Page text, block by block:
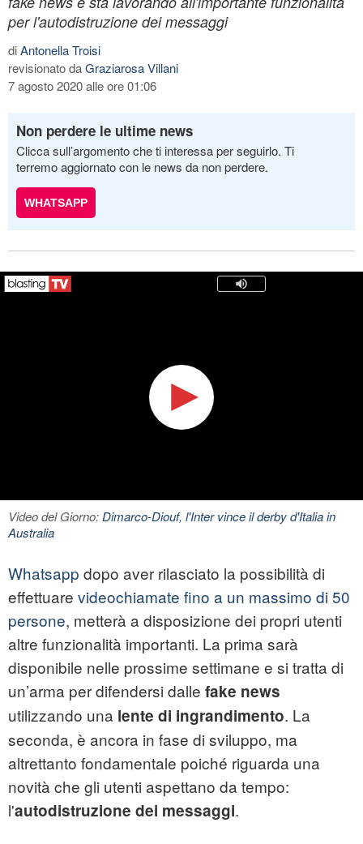
per l'autodistruzione dei messaggi
diAntonella Troisi
revisionato daGraziarosa Villani
7 agosto 2020 alle ore 01:06
Non perdere le ultime news
Clicca sull’argomento che ti interessa per seguirlo. Ti
terremo aggiornato con le news da non perdere.
WHATSAPP
Video del Giorno:Dimarco-Diouf, l'Inter vince il derby d'Italia in
Australia
Whatsapp dopo aver rilasciato la possibilità di
effettuare videochiamate fino a un massimo di 50
persone, metterà a disposizione dei propri utenti
altre funzionalità importanti. La prima sarà
disponibile nelle prossime settimane e si tratta di
un’arma per difendersi dalle fake news
utilizzando una lente di ingrandimento. La
seconda, è ancora in fase di sviluppo, ma
altrettanto fondamentale poiché riguarda una
novità che gli utenti aspettano da tempo:
l'autodistruzione dei messaggi.